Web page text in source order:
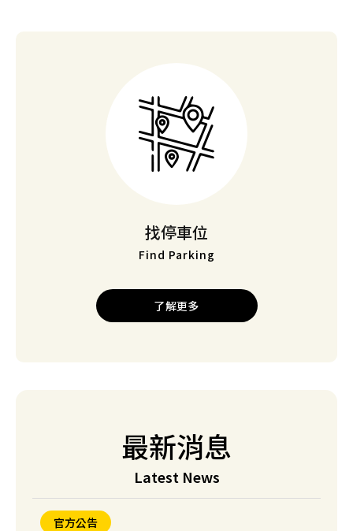
找停車位
Find Parking
了解更多
最新消息
Latest News
【桃園】Times 中壢環中東路停車場
【桃園】Times 龍潭華南路一段停車場
【新北】Times 林口福樺中央大樓停車場
官方公告